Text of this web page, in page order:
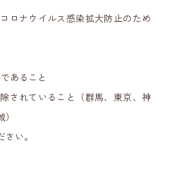
ロナウイルス感染拡大防止のため
あること
されていること（群馬、東京、神
い。